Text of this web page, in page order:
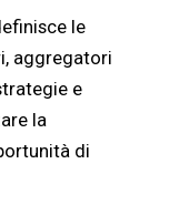
le
aggregatori
e
la
di